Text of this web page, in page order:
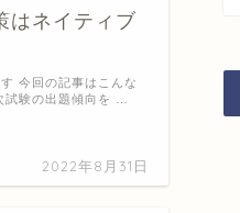
はネイティブ
2022年8月31日
今回の記事はこんな
試験の出題傾向を …